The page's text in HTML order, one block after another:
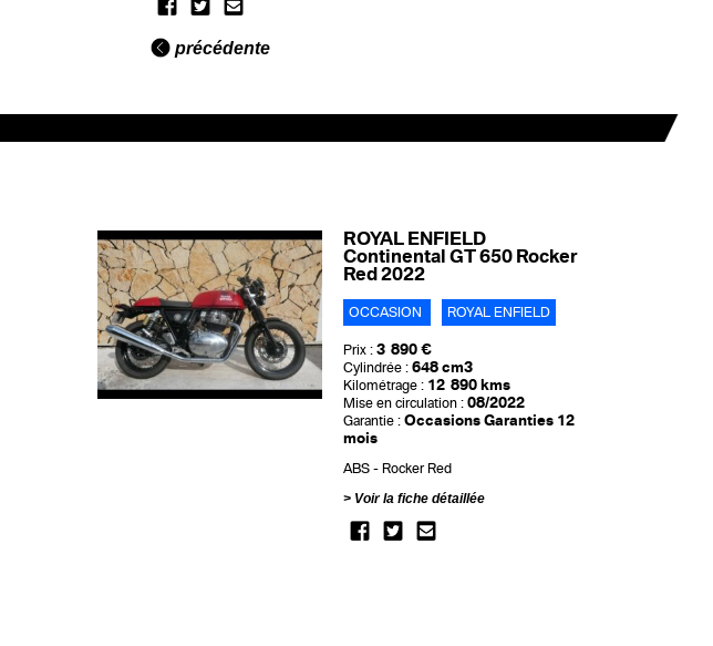
précédente
ROYAL ENFIELD
Continental GT 650 Rocker
Red 2022
OCCASION ROYAL ENFIELD
Prix : 3 890 €
Cylindrée : 648 cm3
Kilométrage : 12 890 kms
Mise en circulation : 08/2022
Garantie : Occasions Garanties 12
mois
ABS
Rocker Red
Voir la fiche détaillée